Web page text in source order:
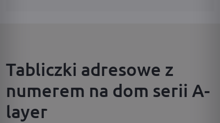
Tabliczki adresowe z
numerem na dom serii A-
layer